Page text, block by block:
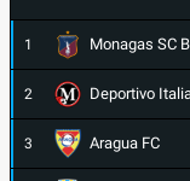
1 Monagas SC B
2 Deportivo
3 Aragua FC